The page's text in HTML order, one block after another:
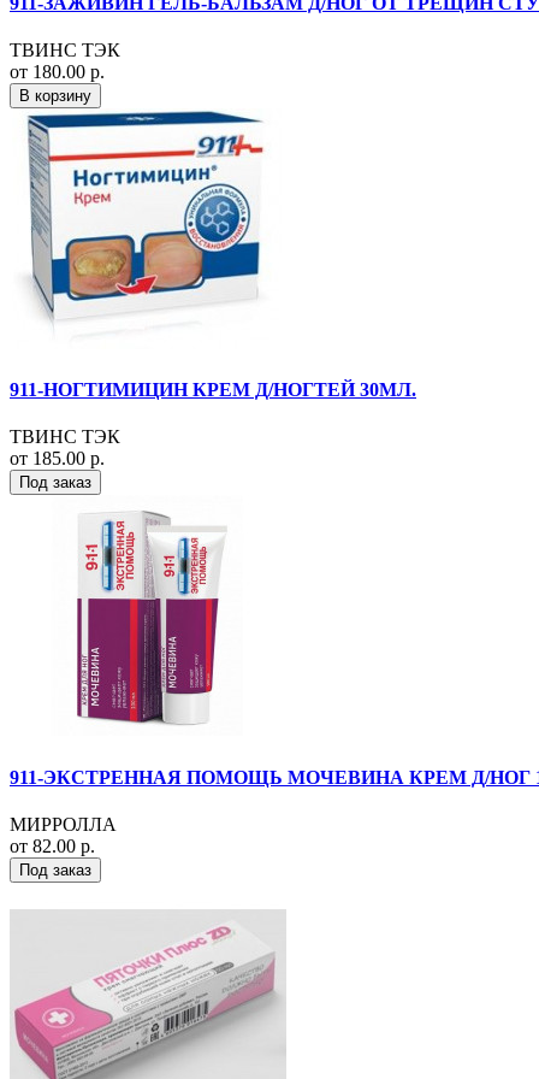
ТВИНС ТЭК
от 180.00 р.
В корзину
911-НОГТИМИЦИН КРЕМ Д/НОГТЕЙ 30МЛ.
ТВИНС ТЭК
от 185.00 р.
Под заказ
911-ЭКСТРЕННАЯ ПОМОЩЬ МОЧЕВИНА КРЕМ Д/НОГ
МИРРОЛЛА
от 82.00 р.
Под заказ